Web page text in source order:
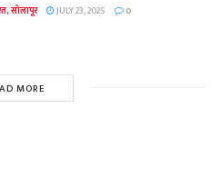
सोलापूर JULY 23, 2025 0
MORE